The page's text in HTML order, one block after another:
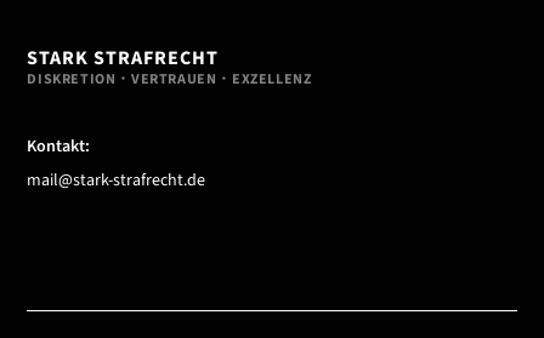
STARK STRAFRECHT
DISKRETION・VERTRAUEN・EXZELLENZ
Kontakt:
mail@stark-strafrecht.de